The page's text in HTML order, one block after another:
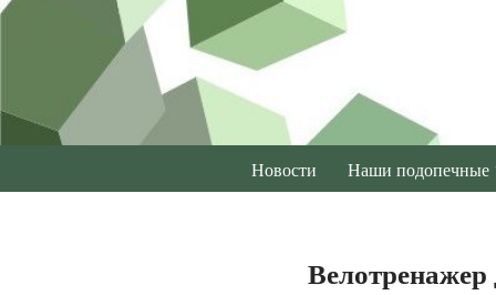
содержимому
Новости Наши подопечные
Велотренажер